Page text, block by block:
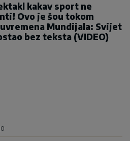
kakav sport ne
Ovo je šou tokom
Mundijala: Svijet
bez teksta (VIDEO)
0